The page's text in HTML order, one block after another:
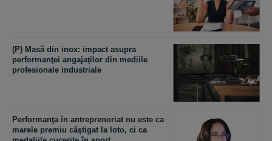
(P) Masă din inox: impact asupra
performanţei angajaţilor din mediile
profesionale industriale
Performanţa în antreprenoriat nu este ca
marele premiu câştigat la loto, ci ca